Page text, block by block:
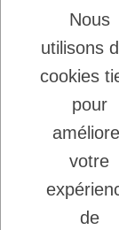
01/07/
VIANDE
22/08/
Vous
Nous
utilisons
cookies
pour
votre
de